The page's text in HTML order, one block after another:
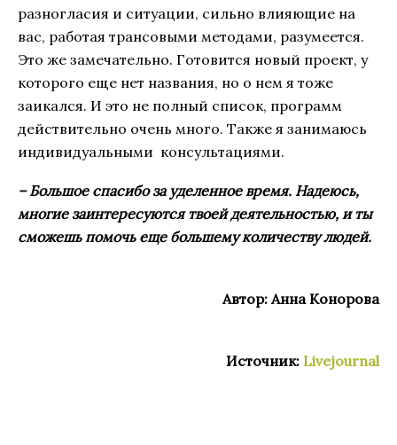
разногласия и ситуации, сильно влияющие на
вас, работая трансовыми методами, разумеется.
Это же замечательно. Готовится новый проект, у
которого еще нет названия, но о нем я тоже
заикался. И это не полный список, программ
действительно очень много. Также я занимаюсь
индивидуальными консультациями.
– Большое спасибо за уделенное время. Надеюсь,
многие заинтересуются твоей деятельностью, и ты
сможешь помочь еще большему количеству людей.
Автор: Анна Конорова
Источник: Livejournal